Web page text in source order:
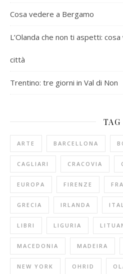
Cosa vedere a Bergamo
L’Olanda che non ti aspetti:
città
Trentino: tre giorni in Val di Non
TAG
ARTE BARCELLONA
CAGLIARI CRACOVIA
EUROPA FIRENZE
GRECIA IRLANDA
LIBRI LIGURIA
MACEDONIA MADEIRA
NEW YORK OHRID